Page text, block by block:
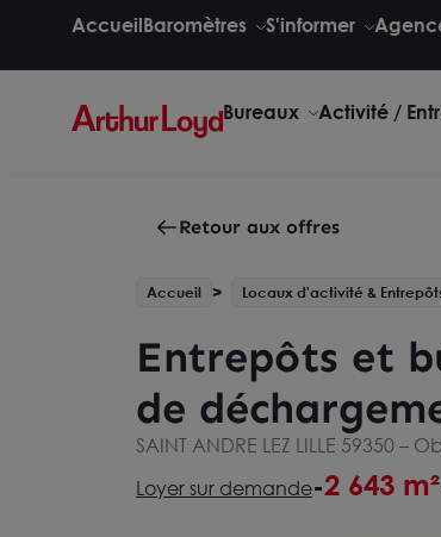
AccueilBaromètres S'informer
Bureaux Activité /
Retour aux offres
Accueil Locaux d'activité &
Entrepôts et
de
SAINT ANDRE LEZ LILLE 59350 –
Loyer sur demande-2 643 m²